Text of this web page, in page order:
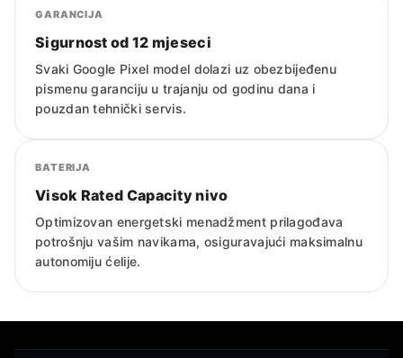
GARANCIJA
Sigurnost od 12 mjeseci
Svaki Google Pixel model dolazi uz obezbijeđenu
pismenu garanciju u trajanju od godinu dana i
pouzdan tehnički servis.
BATERIJA
Visok Rated Capacity nivo
Optimizovan energetski menadžment prilagođava
potrošnju vašim navikama, osiguravajući maksimalnu
autonomiju ćelije.